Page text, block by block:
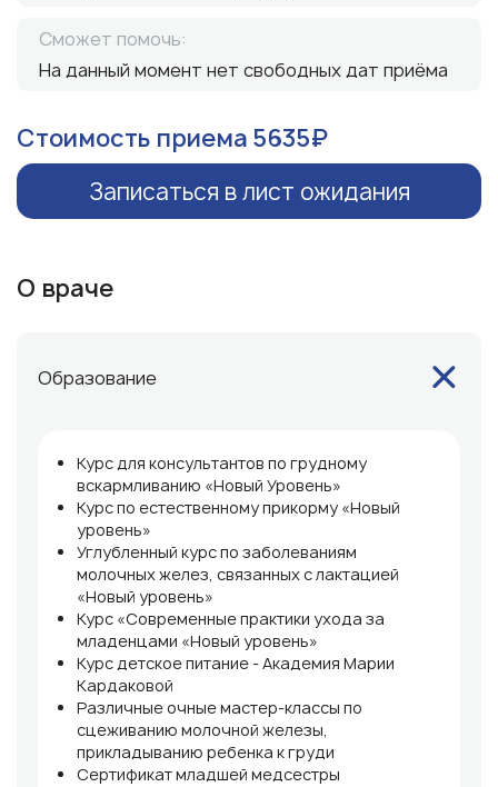
Сможет помочь:
На данный момент нет свободных дат приёма
Стоимость приема 5635₽
Записаться в лист ожидания
О враче
Образование
Курс для консультантов по грудному
вскармливанию «Новый Уровень»
Курс по естественному прикорму «Новый
уровень»
Углубленный курс по заболеваниям
молочных желез, связанных с лактацией
«Новый уровень»
Курс «Современные практики ухода за
младенцами «Новый уровень»
Курс детское питание - Академия Марии
Кардаковой
Различные очные мастер-классы по
сцеживанию молочной железы,
прикладыванию ребенка к груди
Сертификат младшей медсестры